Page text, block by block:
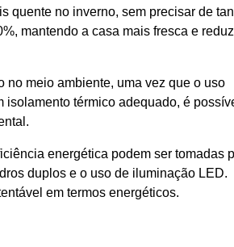
quente no inverno, sem precisar de
mantendo a casa mais fresca e
no meio ambiente, uma vez que o uso
térmico adequado, é
energética podem ser tomadas
duplos e o uso de iluminação LED.
em termos energéticos.